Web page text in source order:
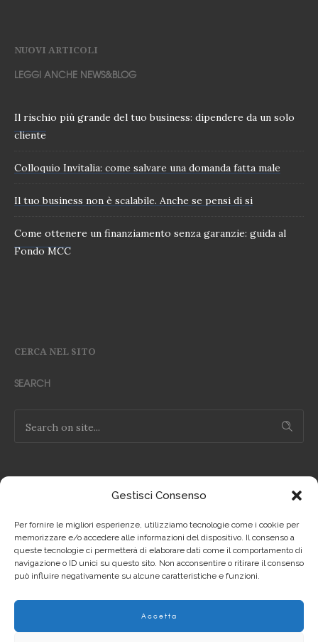
Gestisci Consenso
Per fornire le migliori esperienze, utilizziamo tecnologie come i cookie per
memorizzare e/o accedere alle informazioni del dispositivo. Il consenso a
queste tecnologie ci permetterà di elaborare dati come il comportamento di
navigazione o ID unici su questo sito. Non acconsentire o ritirare il consenso
può influire negativamente su alcune caratteristiche e funzioni.
Accetta
NUOVI ARTICOLI
LEGGI ANCHE NEWS&BLOG
Il rischio più grande del tuo business: dipendere da un solo
cliente
Colloquio Invitalia: come salvare una domanda fatta male
Il tuo business non è scalabile. Anche se pensi di si
Come ottenere un finanziamento senza garanzie: guida al
Fondo MCC
CERCA NEL SITO
SEARCH
Privacy Policy IT
Privacy Policy EN
Cookie Policy IT
Cookie Policy EN